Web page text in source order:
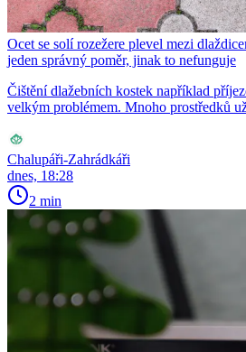
Ocet se solí rozežere plevel mezi
jeden správný poměr, jinak to nefunguje
Čištění dlažebních kostek například
velkým problémem. Mnoho prostředků
Chalupáři-Zahrádkáři
dnes, 18:28
2 min